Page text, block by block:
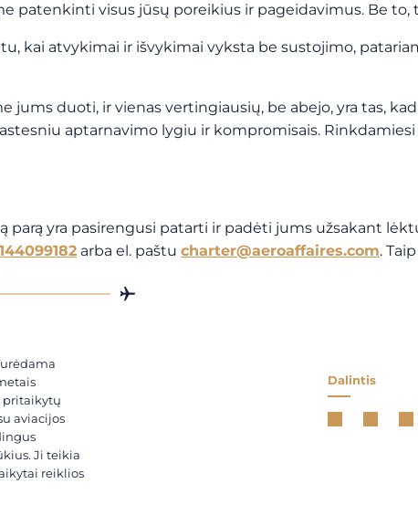
patenkinti visus jūsų poreikius ir pageidavimus. Be to,
kai atvykimai ir išvykimai vyksta be sustojimo,
jums duoti, ir vienas vertingiausių, be abejo, yra tas,
aptarnavimo lygiu ir kompromisais.
parą yra pasirengusi patarti ir padėti jums užsakant
arba el. paštu charter@aeroaffaires.com.
pritaikytų
aviacijos
Ji teikia
reiklios
Dalintis